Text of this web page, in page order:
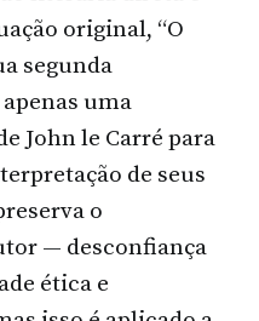
original, “O
segunda
uma
John le Carré para
de seus
o
— desconfiança
ética e